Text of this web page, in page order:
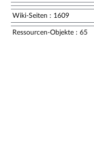
Wiki-Seiten : 1609
Ressourcen-Objekte : 65